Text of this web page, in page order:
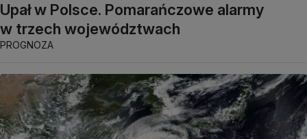
Upał w Polsce. Pomarańczowe alarmy
w trzech województwach
PROGNOZA